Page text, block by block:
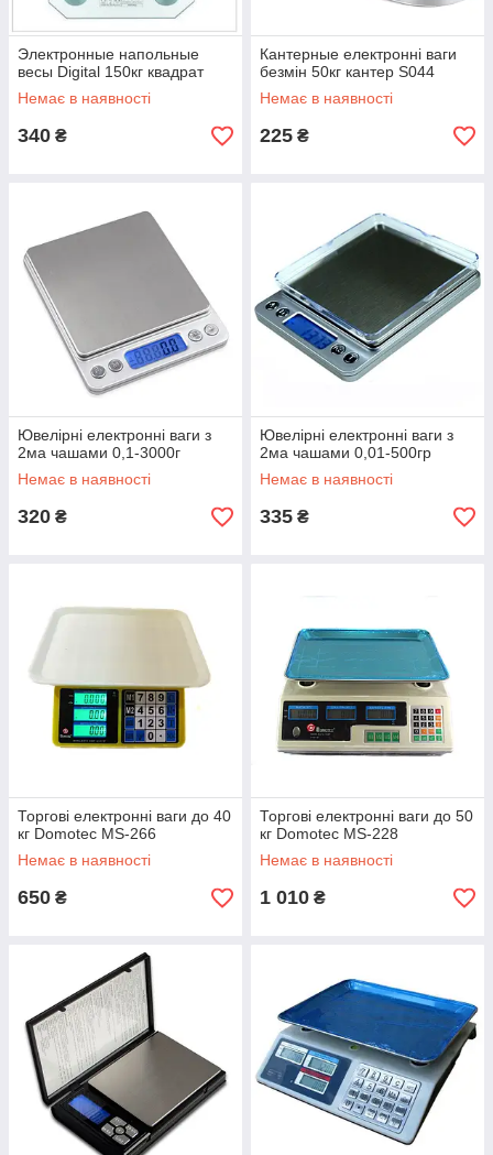
Электронные напольные
весы Digital 150кг квадрат
Немає в наявності
340 ₴
Кантерные електронні ваги
безмін 50кг кантер S044
Немає в наявності
225 ₴
Ювелірні електронні ваги з
2ма чашами 0,1-3000г
Немає в наявності
320 ₴
Ювелірні електронні ваги з
2ма чашами 0,01-500гр
Немає в наявності
335 ₴
Торгові електронні ваги до 40
кг Domotec MS-266
Немає в наявності
650 ₴
Торгові електронні ваги до 50
кг Domotec MS-228
Немає в наявності
1 010 ₴